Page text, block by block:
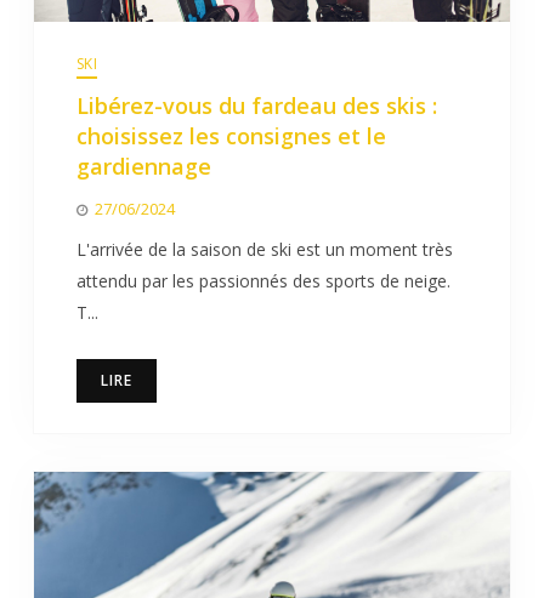
SKI
Libérez-vous du fardeau des skis :
choisissez les consignes et le
gardiennage
27/06/2024
L'arrivée de la saison de ski est un moment très
attendu par les passionnés des sports de neige.
T...
LIRE